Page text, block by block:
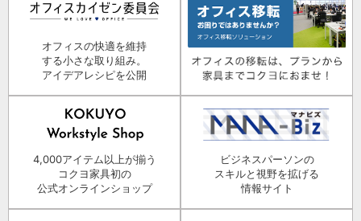
オフィスの快適を維持
する小さな取り組み。
アイデアレシピを公開
4,000アイテム以上が揃う
コクヨ家具初の
公式オンラインショップ
ビジネスパーソンの
スキルと視野を拡げる
情報サイト